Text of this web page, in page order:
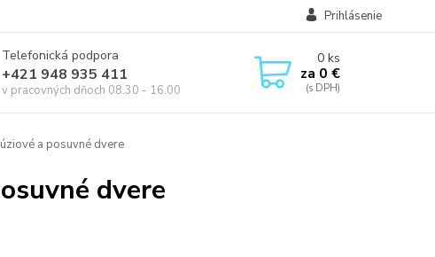
Prihlásenie
Telefonická podpora
+421 948 935 411
v pracovných dňoch 08.30 - 16.00
0ks
za 0 €
a posuvné dvere
dvere